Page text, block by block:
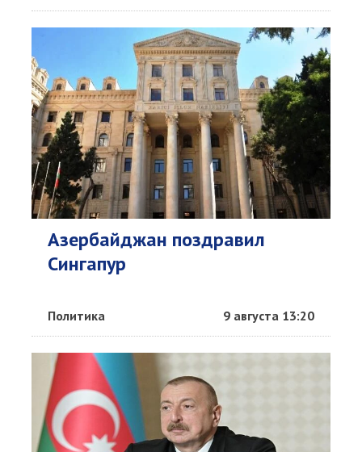
Азербайджан поздравил
Сингапур
Политика 9 августа 13:20